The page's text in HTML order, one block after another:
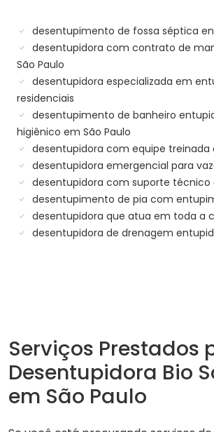
desentupimento de fossa séptica
desentupidora com contrato de
São Paulo
desentupidora especializada em
residenciais
desentupimento de banheiro
higiênico em São Paulo
desentupidora com equipe treinada
desentupidora emergencial para
desentupidora com suporte técnico
desentupimento de pia com
desentupidora que atua em toda a
desentupidora de drenagem
Serviços Prestados
Desentupidora Bio
em São Paulo